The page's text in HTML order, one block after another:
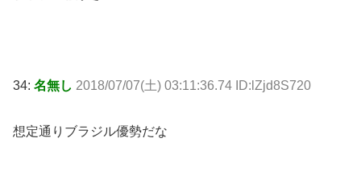
34: 名無し 2018/07/07(土) 03:11:36.74 ID:lZjd8S720
想定通りブラジル優勢だな